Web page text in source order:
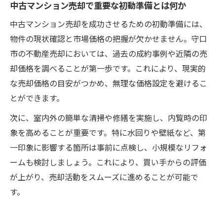
を考える
中古マンション売却後の生活設計に必要な
準備
納得価格に近づく売却準備の秘訣を探る
中古マンション売却で価格設定のポイント
を学ぶ
中古マンション売却前の相場調査の進め方
とは
中古マンション売却で内覧時に差がつく工
夫
中古マンション売却に役立つリフォーム活
用法
中古マンション売却で重要な初動準備とは何か
中古マンション売却を成功させるための初動準備には、
物件の現状確認と市場価格の把握が欠かせません。守口
市の不動産売却においては、過去の成約事例や近隣の売
却価格を調べることが第一歩です。これにより、現実的
な売却価格の目安がつかめ、無理な価格設定を避けるこ
とができます。
次に、室内外の簡単な清掃や修繕を実施し、内覧時の印
象を高めることが重要です。特に水回りや壁紙など、第
一印象に影響する箇所は事前に点検し、小規模なリフォ
ームも検討しましょう。これにより、買い手からの評価
が上がり、売却活動をスムーズに進めることが可能で
す。